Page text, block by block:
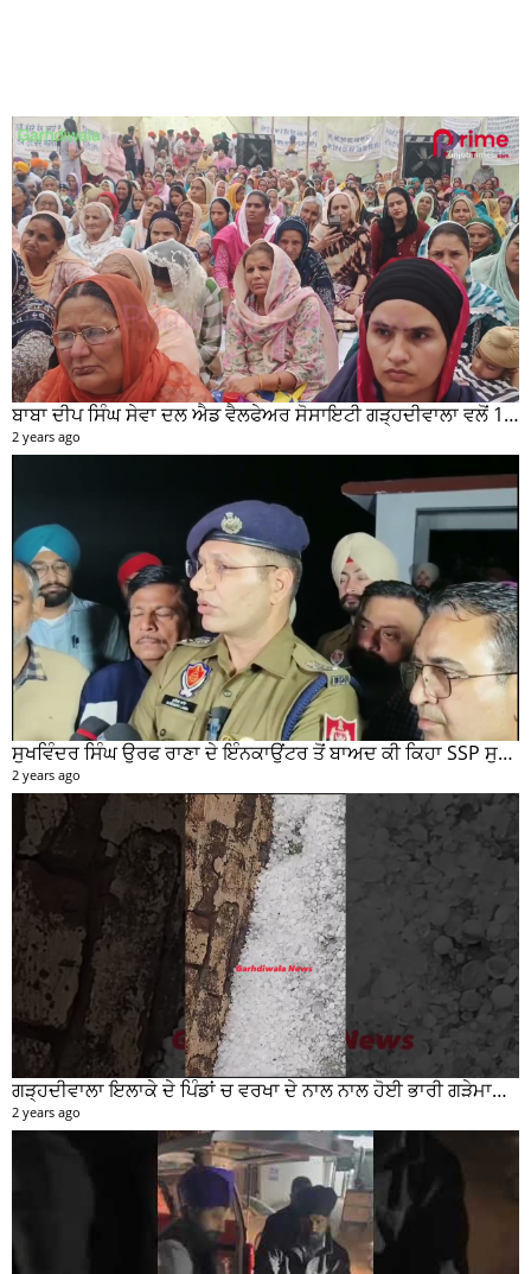
ਬਾਬਾ ਦੀਪ ਸਿੰਘ ਸੇਵਾ ਦਲ ਐਡ ਵੈਲਫੇਅਰ ਸੋਸਾਇਟੀ ਗੜ੍ਹਦੀਵਾਲਾ ਵਲੋਂ 100 ਵਾਂ ਮਹੀਨਾਵਾਰ ਰਾਸ਼ਨ ਵੰਡ ਸਮਾਰੋਹ ਕਰਵਾਇਆ
2 years ago
ਸੁਖਵਿੰਦਰ ਸਿੰਘ ਉਰਫ ਰਾਣਾ ਦੇ ਇੰਨਕਾਉਂਟਰ ਤੋਂ ਬਾਅਦ ਕੀ ਕਿਹਾ SSP ਸੁਰੇਂਦਰ ਲਾਂਬਾ ਤੁਸੀਂ ਵੀ ਸੁਣੋ...
2 years ago
ਗੜ੍ਹਦੀਵਾਲਾ ਇਲਾਕੇ ਦੇ ਪਿੰਡਾਂ ਚ ਵਰਖਾ ਦੇ ਨਾਲ ਨਾਲ ਹੋਈ ਭਾਰੀ ਗੜੇਮਾਰੀ ਦੀਆਂ ਦੇਖੋ ਤਸਵੀਰਾਂ #garhdiwala #snow
2 years ago